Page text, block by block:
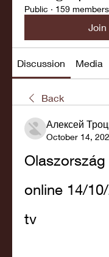
Public · 159 members
Join
Discussion Media
Back
Алексей
October 14,
online 14/
tv